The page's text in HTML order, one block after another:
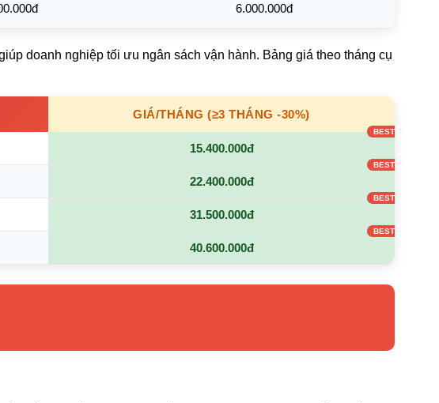
6.000.000đ
doanh nghiệp tối ưu ngân sách vận hành. Bảng giá theo tháng cụ
GIÁ/THÁNG (≥3 THÁNG -30%)
15.400.000đ
22.400.000đ
31.500.000đ
40.600.000đ